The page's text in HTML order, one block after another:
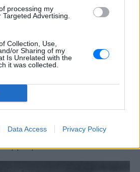
processing my
Advertising.
Collection, Use,
or Sharing of my
Is Unrelated with the
it was collected.
Data Access Privacy Policy
πατέρα
ΧΤΕΣ
σκοτώθηκαν σε μετωπική σύγκρουση με
φορτηγό στην επαρχιακή οδό Αμφίπολης
– Δράμας, κοντά στην Παλαιοκώμη.
Θεσσαλονίκης: Έσπασαν το
μ@@@», του φώναζαν
Εξαιτίας των υψηλών ταχυτήτων το
καρφώθηκε πάνω σε κολονάκια.